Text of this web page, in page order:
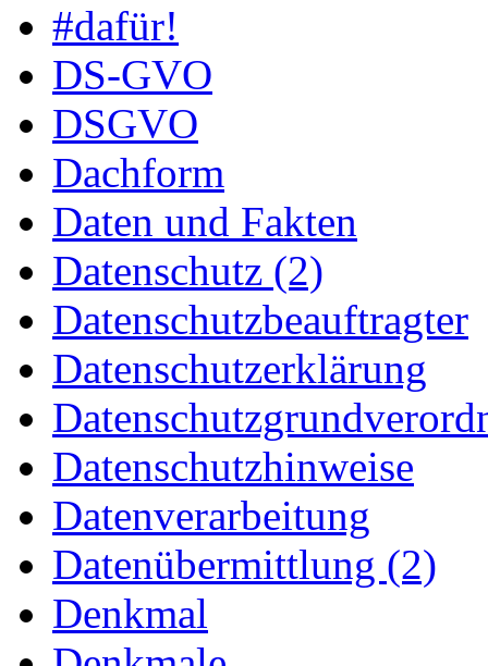
#dafür!
DS-GVO
DSGVO
Dachform
Daten und Fakten
Datenschutz (2)
Datenschutzbeauftragter
Datenschutzerklärung
Datenschutzhinweise
Datenverarbeitung
Datenübermittlung (2)
Denkmal